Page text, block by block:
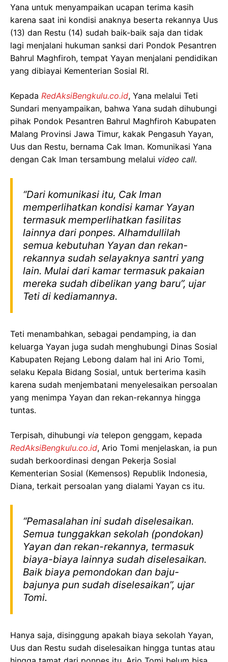
Yana untuk menyampaikan ucapan terima kasih
karena saat ini kondisi anaknya beserta rekannya Uus
(13) dan Restu (14) sudah baik-baik saja dan tidak
lagi menjalani hukuman sanksi dari Pondok Pesantren
Bahrul Maghfiroh, tempat Yayan menjalani pendidikan
yang dibiayai Kementerian Sosial RI.
Kepada RedAksiBengkulu.co.id, Yana melalui Teti
Sundari menyampaikan, bahwa Yana sudah dihubungi
pihak Pondok Pesantren Bahrul Maghfiroh Kabupaten
Malang Provinsi Jawa Timur, kakak Pengasuh Yayan,
Uus dan Restu, bernama Cak Iman. Komunikasi Yana
dengan Cak Iman tersambung melalui video call.
“Dari komunikasi itu, Cak Iman
memperlihatkan kondisi kamar Yayan
termasuk memperlihatkan fasilitas
lainnya dari ponpes. Alhamdullilah
semua kebutuhan Yayan dan rekan-
rekannya sudah selayaknya santri yang
lain. Mulai dari kamar termasuk pakaian
mereka sudah dibelikan yang baru”, ujar
Teti di kediamannya.
Teti menambahkan, sebagai pendamping, ia dan
keluarga Yayan juga sudah menghubungi Dinas Sosial
Kabupaten Rejang Lebong dalam hal ini Ario Tomi,
selaku Kepala Bidang Sosial, untuk berterima kasih
karena sudah menjembatani menyelesaikan persoalan
yang menimpa Yayan dan rekan-rekannya hingga
tuntas.
Terpisah, dihubungi via telepon genggam, kepada
RedAksiBengkulu.co.id, Ario Tomi menjelaskan, ia pun
sudah berkoordinasi dengan Pekerja Sosial
Kementerian Sosial (Kemensos) Republik Indonesia,
Diana, terkait persoalan yang dialami Yayan cs itu.
“Pemasalahan ini sudah diselesaikan.
Semua tunggakkan sekolah (pondokan)
Yayan dan rekan-rekannya, termasuk
biaya-biaya lainnya sudah diselesaikan.
Baik biaya pemondokan dan baju-
bajunya pun sudah diselesaikan”, ujar
Tomi.
Hanya saja, disinggung apakah biaya sekolah Yayan,
Uus dan Restu sudah diselesaikan hingga tuntas atau